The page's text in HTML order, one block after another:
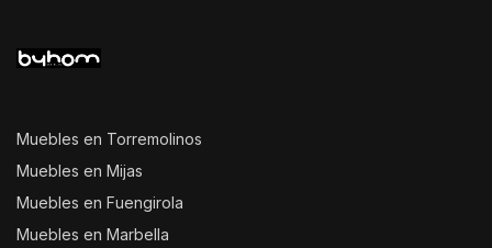
Muebles en Torremolinos
Muebles en Mijas
Muebles en Fuengirola
Muebles en Marbella